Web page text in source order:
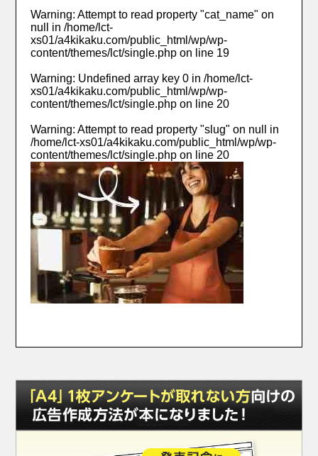
Warning: Attempt to read property "cat_name" on
null in/home/lct-
xs01/a4kikaku.com/public_html/wp/wp-
content/themes/lct/single.php on line 19
Warning: Undefined array key 0 in/home/lct-
xs01/a4kikaku.com/public_html/wp/wp-
content/themes/lct/single.php on line 20
Warning: Attempt to read property "slug" on null in
/home/lct-xs01/a4kikaku.com/public_html/wp/wp-
content/themes/lct/single.php on line 20